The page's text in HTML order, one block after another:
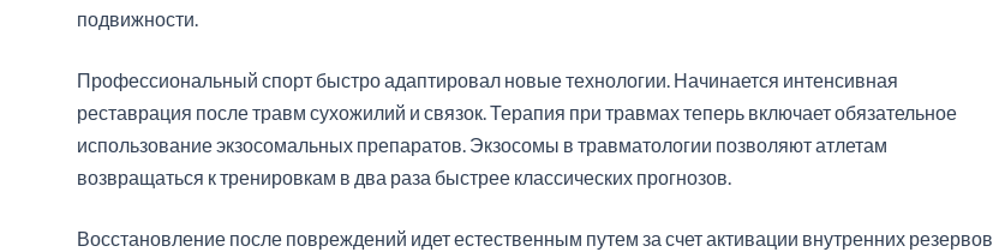
подвижности.
Профессиональный спорт быстро адаптировал новые технологии. Начинается интенсивная
реставрация после травм сухожилий и связок. Терапия при травмах теперь включает обязательное
использование экзосомальных препаратов. Экзосомы в травматологии позволяют атлетам
возвращаться к тренировкам в два раза быстрее классических прогнозов.
Восстановление после повреждений идет естественным путем за счет активации внутренних резервов